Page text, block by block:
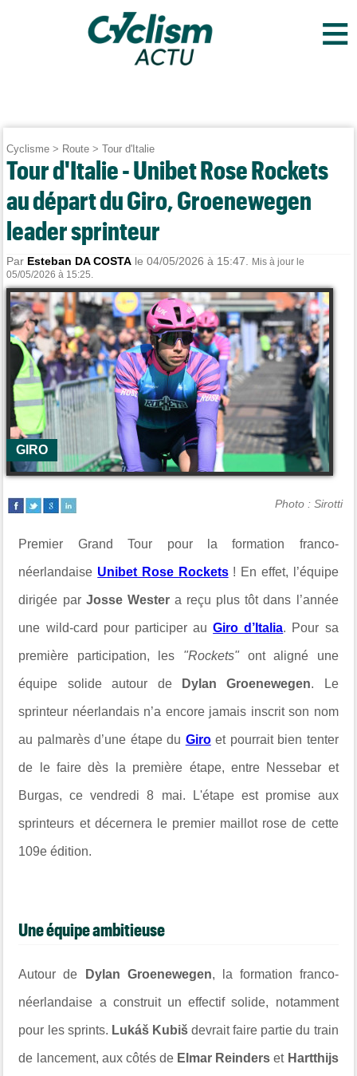
≡
Cyclisme > Route >Tour d'Italie
Tour d'Italie - Unibet Rose Rockets
au départ du Giro, Groenewegen
leader sprinteur
Par Esteban DA COSTA le 04/05/2026 à 15:47.
Mis à jour le
05/05/2026 à 15:25.
GIRO
Photo : Sirotti
Premier Grand Tour pour la formation franco-
néerlandaise Unibet Rose Rockets! En effet, l’équipe
dirigée par Josse Wester a reçu plus tôt dans l’année
une wild-card pour participer au Giro d’Italia. Pour sa
première participation, les "Rockets" ont aligné une
équipe solide autour de Dylan Groenewegen. Le
sprinteur néerlandais n’a encore jamais inscrit son nom
au palmarès d’une étape du Giro et pourrait bien tenter
de le faire dès la première étape, entre Nessebar et
Burgas, ce vendredi 8 mai. L'étape est promise aux
sprinteurs et décernera le premier maillot rose de cette
109e édition.
Une équipe ambitieuse
Autour de Dylan Groenewegen, la formation franco-
néerlandaise a construit un effectif solide, notamment
pour les sprints. Lukáš Kubišdevrait faire partie du train
de lancement, aux côtés de Elmar Reinders et Hartthijs